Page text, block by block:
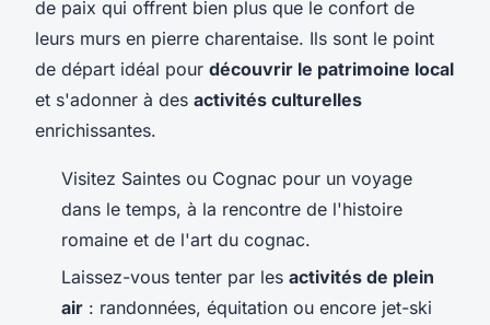
de paix qui offrent bien plus que le confort de
leurs murs en pierre charentaise. Ils sont le point
de départ idéal pour découvrir le patrimoine local
et s'adonner à des activités culturelles
enrichissantes.
Visitez Saintes ou Cognac pour un voyage
dans le temps, à la rencontre de l'histoire
romaine et de l'art du cognac.
Laissez-vous tenter par les activités de plein
air : randonnées, équitation ou encore jet-ski